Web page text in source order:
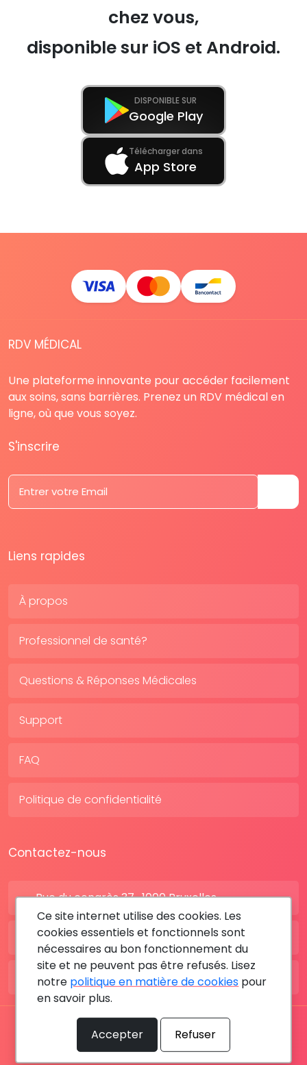
chez vous,
disponible sur iOS et Android.
DISPONIBLE SUR
Google Play
Télécharger dans
App Store
RDV MÉDICAL
Une plateforme innovante pour accéder facilement
aux soins, sans barrières. Prenez un RDV médical en
ligne, où que vous soyez.
S'inscrire
Liens rapides
À propos
Professionnel de santé?
Questions & Réponses Médicales
Support
FAQ
Politique de confidentialité
Contactez-nous
Rue du congrès 37 , 1000 Bruxelles
BE: +32 28080227
FR: +33 183642895
Tous les droits sont réservés © 2026 RDV MÉDICAL By
MediaSatCom
Ce site internet utilise des cookies. Les
cookies essentiels et fonctionnels sont
nécessaires au bon fonctionnement du
site et ne peuvent pas être refusés. Lisez
notre politique en matière de cookies pour
en savoir plus.
Accepter Refuser